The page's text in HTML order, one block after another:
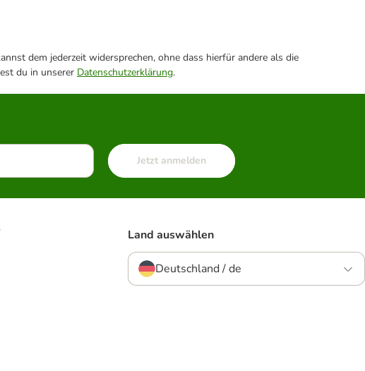
dem jederzeit widersprechen, ohne dass hierfür andere als die
du in unserer Datenschutzerklärung.
Jetzt anmelden
Land auswählen
Deutschland / de